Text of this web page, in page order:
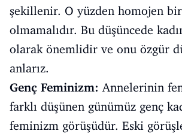
şekillenir. O yüzden homojen bir
olmamalıdır. Bu düşüncede
olarak önemlidir ve onu özgür
anlarız.
Genç Feminizm: Annelerinin
farklı düşünen günümüz genç
feminizm görüşüdür. Eski